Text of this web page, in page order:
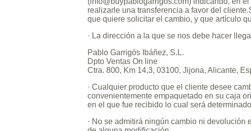
realizarle una transferencia a favor del
que quiere solicitar el cambio, y que artículo
· La dirección a la que se nos debe hacer
Pablo Garrigós Ibáñez, S.L.
Dpto Ventas On line
Ctra. 800, Km 14,3, 03100, Jijona, Alicante,
· Cualquier producto que el cliente desee
convenientemente empaquetado en su caja
en el que fue recibido lo cual será
· No se admitirá ningún cambio ni